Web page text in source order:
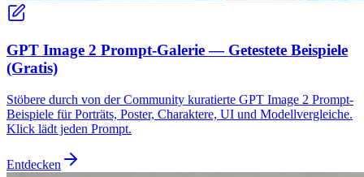
GPT Image 2 Prompt-Galerie — Getestete Beispiele
(Gratis)
Stöbere durch von der Community kuratierte GPT Image 2 Prompt-
Beispiele für Porträts, Poster, Charaktere, UI und Modellvergleiche.
Klick lädt jeden Prompt.
Entdecken